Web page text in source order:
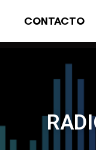
CONTACTO